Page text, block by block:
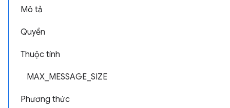
Mô tả
Quyền
Thuộc tính
MAX_MESSAGE_SIZE
Phương thức